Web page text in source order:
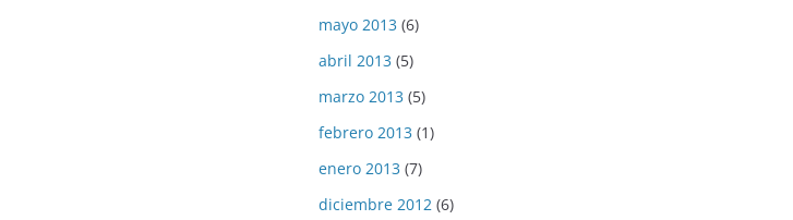
mayo 2013 (6)
abril 2013 (5)
marzo 2013 (5)
febrero 2013 (1)
enero 2013 (7)
diciembre 2012 (6)